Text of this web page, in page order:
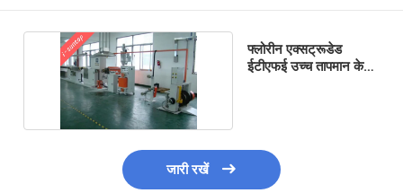
फ्लोरीन एक्सट्रूडेड
ईटीएफई उच्च तापमान केबल
जारी रखें